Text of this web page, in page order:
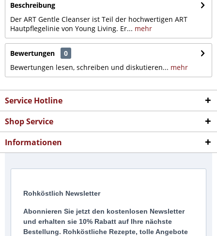
Beschreibung
Der ART Gentle Cleanser ist Teil der hochwertigen ART
Hautpflegelinie von Young Living. Er... mehr
Bewertungen
0
Bewertungen lesen, schreiben und diskutieren... mehr
Service Hotline
Shop Service
Informationen
Rohköstlich Newsletter
Abonnieren Sie jetzt den kostenlosen Newsletter
und erhalten sie 10% Rabatt auf Ihre nächste
Bestellung. Rohköstliche Rezepte, tolle Angebote